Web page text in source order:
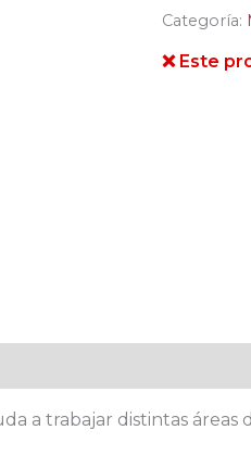
Categoría:
❌ Este
a trabajar distintas